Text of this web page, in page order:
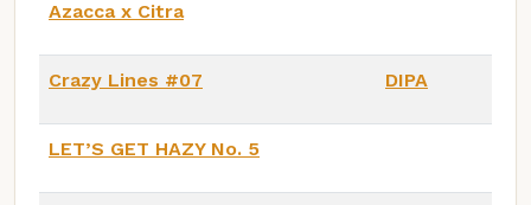
Azacca x Citra
Crazy Lines #07 DIPA
LET’S GET HAZY No. 5